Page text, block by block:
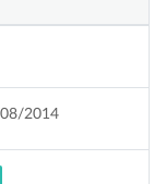
2014